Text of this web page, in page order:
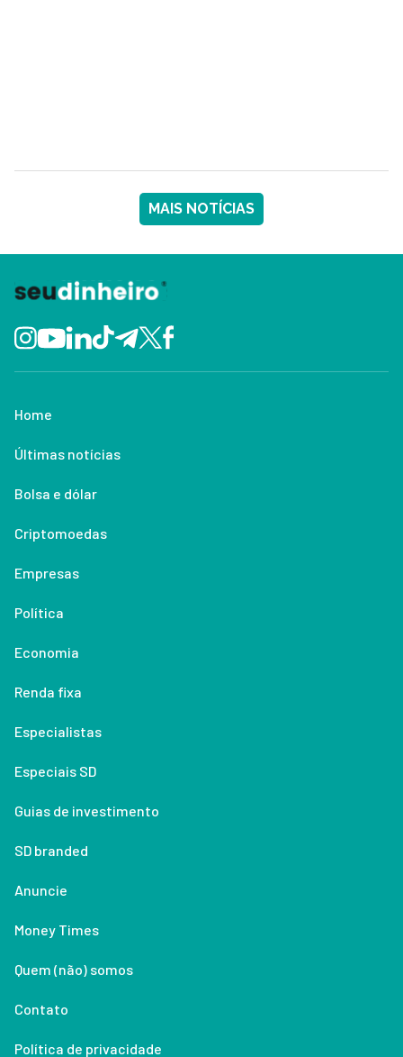
MAIS NOTÍCIAS
Home
Últimas notícias
Bolsa e dólar
Criptomoedas
Empresas
Política
Economia
Renda fixa
Especialistas
Especiais SD
Guias de investimento
SD branded
Anuncie
Money Times
Quem (não) somos
Contato
Política de privacidade